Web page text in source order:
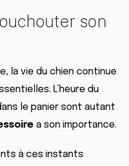
son
la vie du chien continue
L’heure du
le panier sont autant
a son importance.
à ces instants